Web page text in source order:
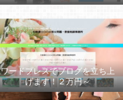
ワードプレスでブログを立ち上
げます！２万円～